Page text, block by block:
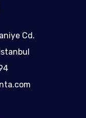
Cd.